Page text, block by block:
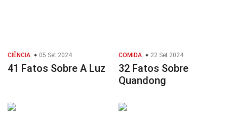
CIÊNCIA 05 Set 2024
41 Fatos Sobre A Luz
COMIDA 22 Set 2024
32 Fatos Sobre
Quandong